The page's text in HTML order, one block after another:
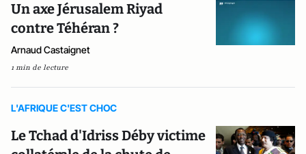
Un axe Jérusalem Riyad
contre Téhéran ?
Arnaud Castaignet
1 min de lecture
L'AFRIQUE C'EST CHOC
Le Tchad d'Idriss Déby victime